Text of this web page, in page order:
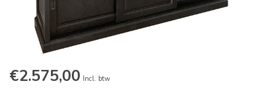
€2.575,00 Incl. btw